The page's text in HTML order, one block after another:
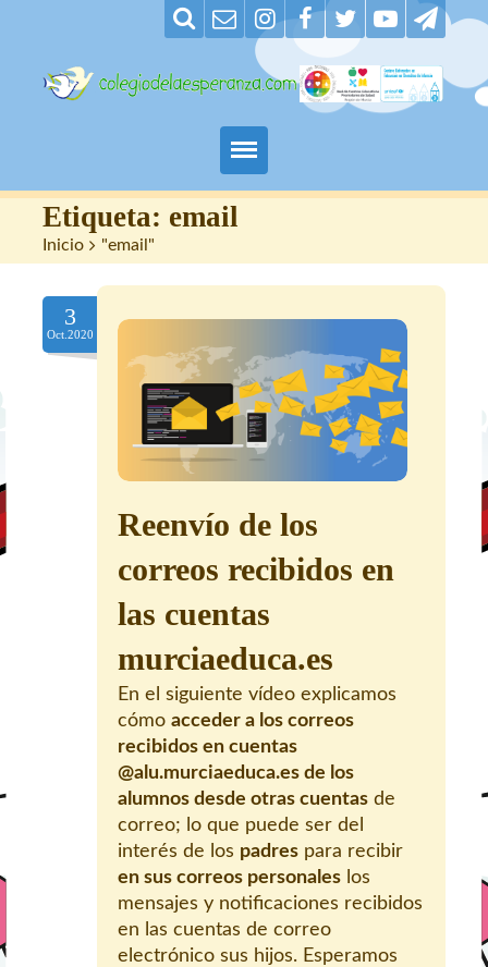
Padres
Alumnos
Maestros
Nuestro centro
Contacto
Etiqueta: email
Inicio > "email"
3
Oct.2020
Reenvío de los
correos recibidos en
las cuentas
murciaeduca.es
En el siguiente vídeo explicamos
cómo acceder a los correos
recibidos en cuentas
@alu.murciaeduca.es de los
alumnos desde otras cuentas de
correo; lo que puede ser del
interés de los padres para recibir
en sus correos personales los
mensajes y notificaciones recibidos
en las cuentas de correo
electrónico sus hijos. Esperamos